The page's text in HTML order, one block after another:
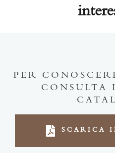
PER
CONSULTA
SCARICA